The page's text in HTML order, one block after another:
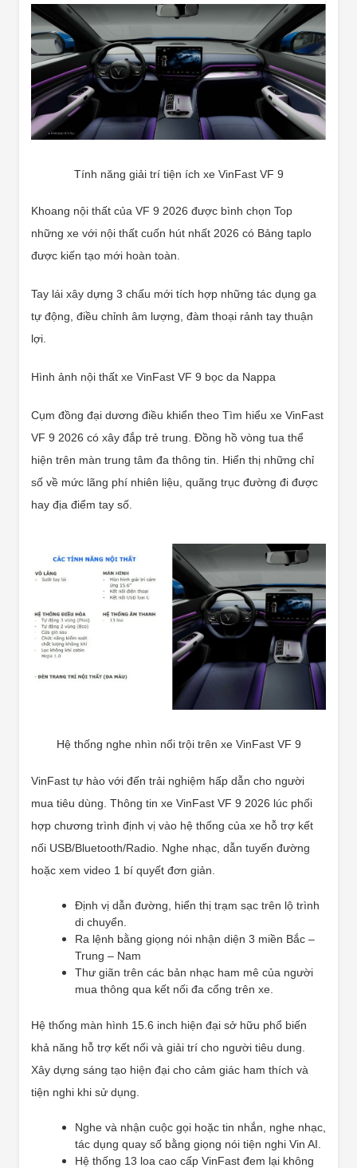
Tính năng giải trí tiện ích xe VinFast VF 9
Khoang nội thất của VF 9 2026 được bình chọn Top
những xe với nội thất cuốn hút nhất 2026 có Bảng taplo
được kiến tạo mới hoàn toàn.
Tay lái xây dựng 3 chấu mới tích hợp những tác dụng ga
tự động, điều chỉnh âm lượng, đàm thoại rảnh tay thuận
lợi.
Hình ảnh nội thất xe VinFast VF 9 bọc da Nappa
Cụm đồng đại dương điều khiển theo Tìm hiểu xe VinFast
VF 9 2026 có xây đắp trẻ trung. Đồng hồ vòng tua thể
hiện trên màn trung tâm đa thông tin. Hiển thị những chỉ
số về mức lãng phí nhiên liệu, quãng trục đường đi được
hay địa điểm tay số.
Hệ thống nghe nhìn nổi trội trên xe VinFast VF 9
VinFast tự hào với đến trải nghiệm hấp dẫn cho người
mua tiêu dùng. Thông tin xe VinFast VF 9 2026 lúc phối
hợp chương trình định vị vào hệ thống của xe hỗ trợ kết
nối USB/Bluetooth/Radio. Nghe nhạc, dẫn tuyến đường
hoặc xem video 1 bí quyết đơn giản.
Định vị dẫn đường, hiển thị trạm sạc trên lộ trình
di chuyển.
Ra lệnh bằng giọng nói nhận diện 3 miền Bắc –
Trung – Nam
Thư giãn trên các bản nhạc ham mê của người
mua thông qua kết nối đa cổng trên xe.
Hệ thống màn hình 15.6 inch hiện đại sở hữu phổ biến
khả năng hỗ trợ kết nối và giải trí cho người tiêu dung.
Xây dựng sáng tạo hiện đại cho cảm giác ham thích và
tiện nghi khi sử dụng.
Nghe và nhận cuộc gọi hoặc tin nhắn, nghe nhạc,
tác dụng quay số bằng giọng nói tiện nghi Vin AI.
Hệ thống 13 loa cao cấp VinFast đem lại không